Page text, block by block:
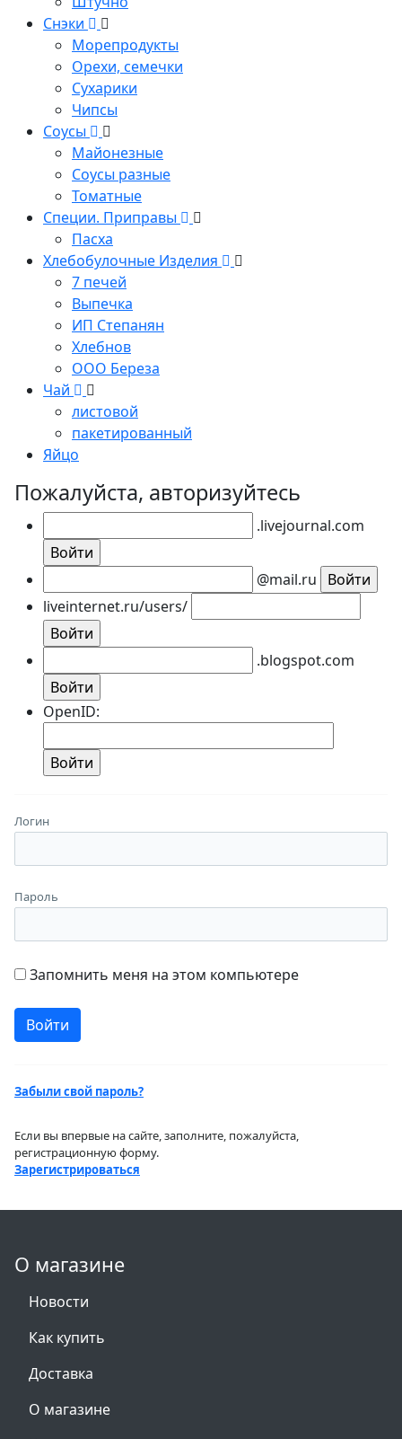
Снэки
Морепродукты
Орехи, семечки
Сухарики
Чипсы
Соусы
Майонезные
Соусы разные
Томатные
Специи. Приправы
Пасха
Хлебобулочные Изделия
7 печей
Выпечка
ИП Степанян
Хлебнов
ООО Береза
Чай
листовой
пакетированный
Яйцо
Пожалуйста, авторизуйтесь
.livejournal.com
@mail.ru
liveinternet.ru/users/
.blogspot.com
OpenID:
Логин
Пароль
Запомнить меня на этом компьютере
Забыли свой пароль?
Если вы впервые на сайте, заполните, пожалуйста,
регистрационную форму.
Зарегистрироваться
О магазине
Новости
Как купить
Доставка
О магазине